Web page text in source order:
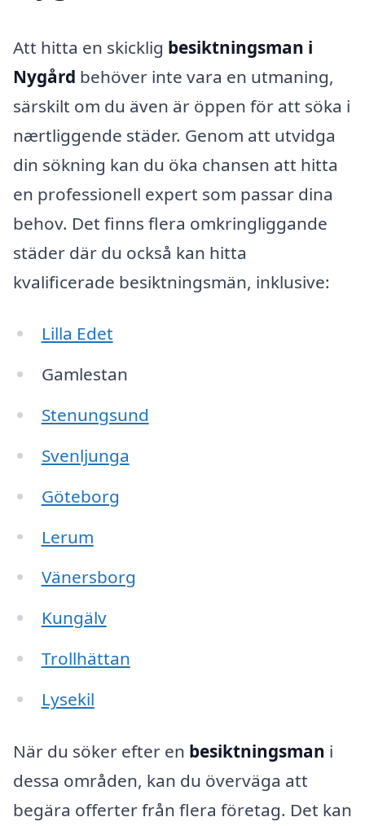
Att hitta en skicklig besiktningsman i
Nygård behöver inte vara en utmaning,
särskilt om du även är öppen för att söka i
nærtliggende städer. Genom att utvidga
din sökning kan du öka chansen att hitta
en professionell expert som passar dina
behov. Det finns flera omkringliggande
städer där du också kan hitta
kvalificerade besiktningsmän, inklusive:
Lilla Edet
Gamlestan
Stenungsund
Svenljunga
Göteborg
Lerum
Vänersborg
Kungälv
Trollhättan
Lysekil
När du söker efter en besiktningsman i
dessa områden, kan du överväga att
begära offerter från flera företag. Det kan